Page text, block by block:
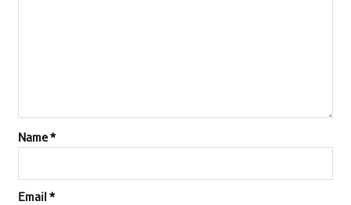
Name*
Email *